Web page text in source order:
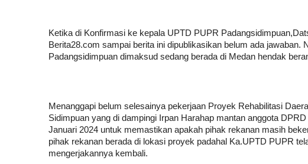
Ketika di Konfirmasi ke kepala UPTD PUPR
Berita28.com sampai berita ini dipublikasikan belum ada
Padangsidimpuan dimaksud sedang berada di Medan hendak
Menanggapi belum selesainya pekerjaan Proyek Rehabilitasi
Sidimpuan yang di dampingi Irpan Harahap mantan anggota
Januari 2024 untuk memastikan apakah pihak rekanan masih
pihak rekanan berada di lokasi proyek padahal Ka.UPTD PUPR
mengerjakannya kembali.